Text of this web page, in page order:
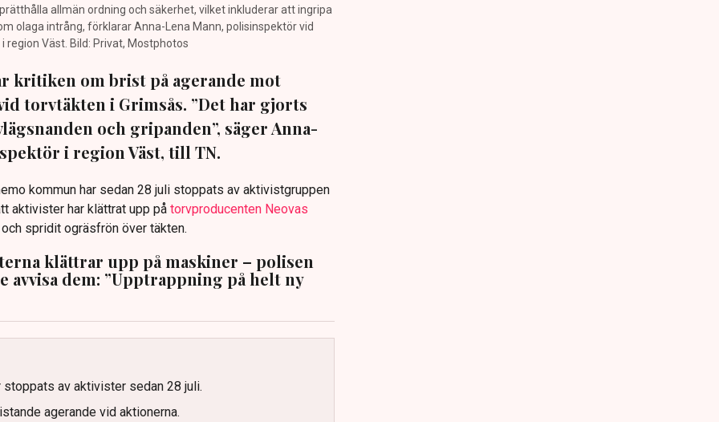
allmän ordning och säkerhet, vilket inkluderar att ingripa
olaga intrång, förklarar Anna-Lena Mann, polisinspektör vid
Väst. Bild: Privat, Mostphotos
kritiken om brist på agerande mot
torvtäkten i Grimsås. ”Det har gjorts
och gripanden”, säger Anna-
i region Väst, till TN.
kommun har sedan 28 juli stoppats av aktivistgruppen
aktivister har klättrat upp påtorvproducenten Neovas
spridit ogräsfrön över täkten.
klättrar upp på maskiner – polisen
avvisa dem: ”Upptrappning på helt ny
stoppats av aktivister sedan 28 juli.
agerande vid aktionerna.